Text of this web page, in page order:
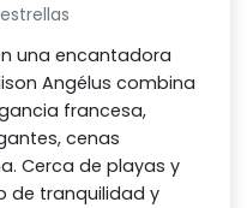
una encantadora
Angélus combina
francesa,
cenas
Cerca de playas y
de tranquilidad y